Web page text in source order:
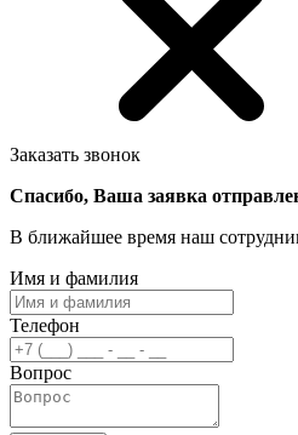
Заказать звонок
Спасибо, Ваша заявка
В ближайшее время наш
Имя и фамилия
Телефон
Вопрос